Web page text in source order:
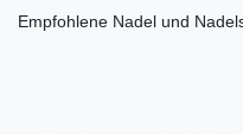
Empfohlene Nadel und